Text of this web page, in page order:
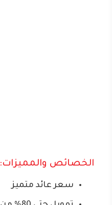
الخصائص والمميزات:
سعر عائد متميز